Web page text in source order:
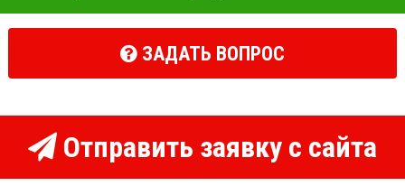
ЗАДАТЬ ВОПРОС
Отправить заявку с сайта